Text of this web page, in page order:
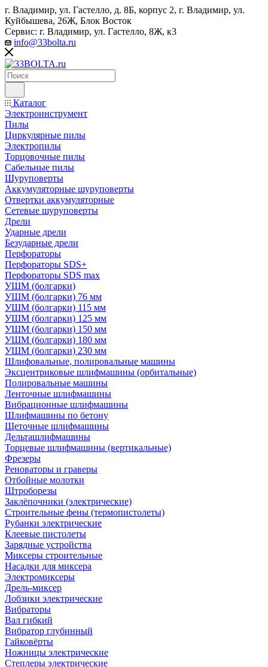
г. Владимир, ул. Гастелло, д. 8Б, корпус 2, г. Владимир, ул. ​
Куйбышева, 26Ж, Блок Восток
Сервис: г. Владимир, ул. Гастелло, 8Ж, к3
info@33bolta.ru
Каталог
Электроинструмент
Пилы
Циркулярные пилы
Электропилы
Торцовочные пилы
Сабельные пилы
Шуруповерты
Аккумуляторные шуруповерты
Отвертки аккумуляторные
Сетевые шуруповерты
Дрели
Ударные дрели
Безударные дрели
Перфораторы
Перфораторы SDS+
Перфораторы SDS max
УШМ (болгарки)
УШМ (болгарки) 76 мм
УШМ (болгарки) 115 мм
УШМ (болгарки) 125 мм
УШМ (болгарки) 150 мм
УШМ (болгарки) 180 мм
УШМ (болгарки) 230 мм
Шлифовальные, полировальные машины
Эксцентриковые шлифмашины (орбитальные)
Полировальные машины
Ленточные шлифмашины
Вибрационные шлифмашины
Шлифмашины по бетону
Щеточные шлифмашины
Дельташлифмашины
Торцевые шлифмашины (вертикальные)
Фрезеры
Реноваторы и граверы
Отбойные молотки
Штроборезы
Заклёпочники (электрические)
Строительные фены (термопистолеты)
Рубанки электрические
Клеевые пистолеты
Зарядные устройства
Миксеры строительные
Насадки для миксера
Электромиксеры
Дрель-миксер
Лобзики электрические
Вибраторы
Вал гибкий
Вибратор глубинный
Гайковёрты
Ножницы электрические
Степлеры электрические